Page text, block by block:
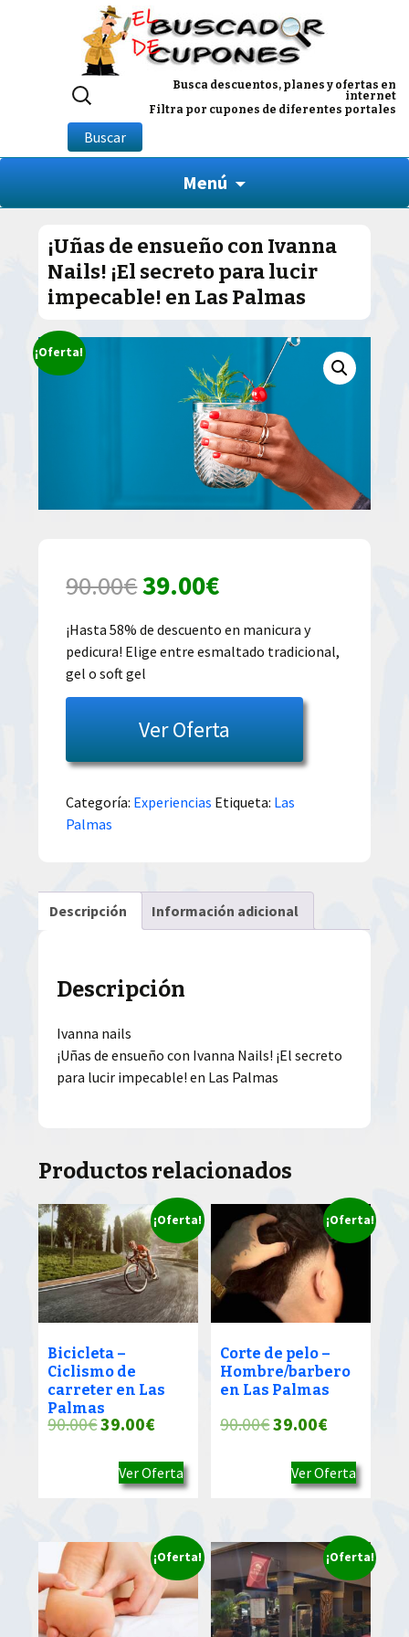
Busca descuentos, planes y ofertas en
internet
Filtra por cupones de diferentes portales
Buscar
por:
Buscar
Menú
¡Uñas de ensueño con Ivanna
Nails! ¡El secreto para lucir
impecable! en Las Palmas
¡Oferta!
90.00€El
precio
original
era:
90.00€.
39.00€El
precio
actual
es:
39.00€.
¡Hasta 58% de descuento en manicura y
pedicura! Elige entre esmaltado tradicional,
gel o soft gel
Ver Oferta
Categoría: Experiencias Etiqueta: Las
Palmas
Descripción Información adicional
Descripción
Ivanna nails
¡Uñas de ensueño con Ivanna Nails! ¡El secreto
para lucir impecable! en Las Palmas
Productos relacionados
¡Oferta!
Bicicleta –
Ciclismo de
carreter en Las
Palmas
90.00€El
original
era:
39.00€El
actual
es:
39.00€.
Ver Oferta
¡Oferta!
Corte de pelo –
Hombre/barbero
en Las Palmas
90.00€El
original
era:
39.00€El
actual
39.00€.
Ver Oferta
¡Oferta! ¡Oferta!